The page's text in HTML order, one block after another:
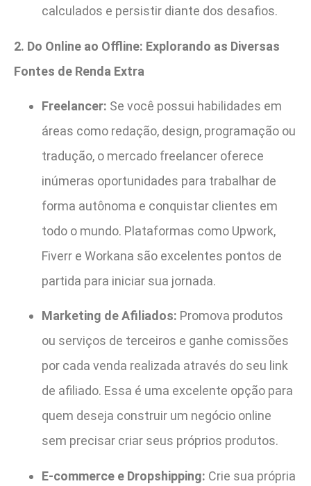
calculados e persistir diante dos desafios.
2. Do Online ao Offline: Explorando as Diversas
Fontes de Renda Extra
Freelancer: Se você possui habilidades em
áreas como redação, design, programação ou
tradução, o mercado freelancer oferece
inúmeras oportunidades para trabalhar de
forma autônoma e conquistar clientes em
todo o mundo. Plataformas como Upwork,
Fiverr e Workana são excelentes pontos de
partida para iniciar sua jornada.
Marketing de Afiliados: Promova produtos
ou serviços de terceiros e ganhe comissões
por cada venda realizada através do seu link
de afiliado. Essa é uma excelente opção para
quem deseja construir um negócio online
sem precisar criar seus próprios produtos.
E-commerce e Dropshipping: Crie sua própria